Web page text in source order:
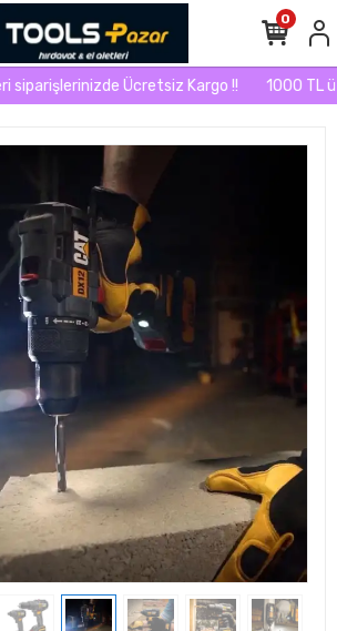
siparişlerinizde Ücretsiz Kargo !! 1000 TL
0